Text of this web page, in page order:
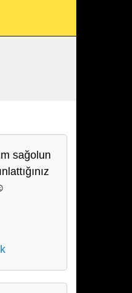
sağolun